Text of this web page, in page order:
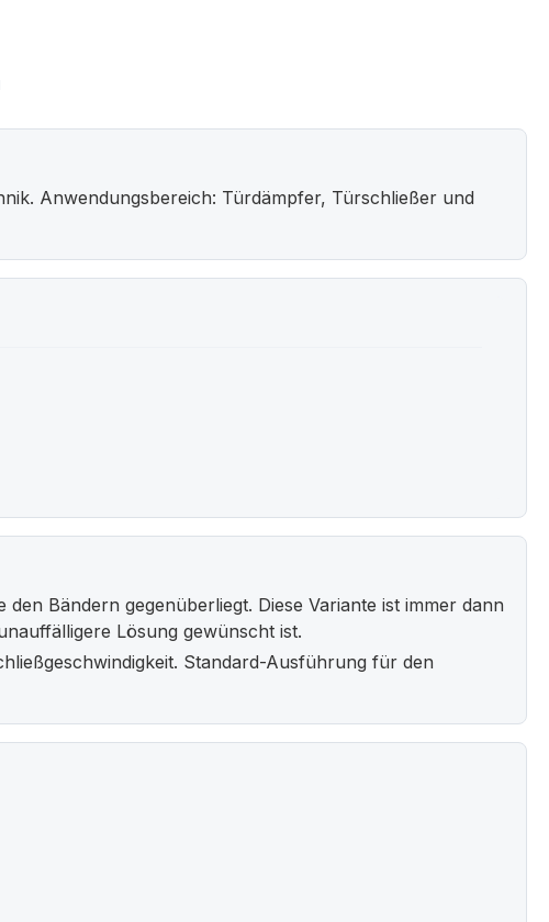
Anwendungsbereich: Türdämpfer, Türschließer und
Bändern gegenüberliegt. Diese Variante ist immer dann
Lösung gewünscht ist.
Standard-Ausführung für den